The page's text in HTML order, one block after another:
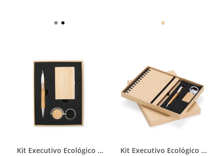
Kit Executivo Ecológico 3
Kit Executivo Ecológico 3